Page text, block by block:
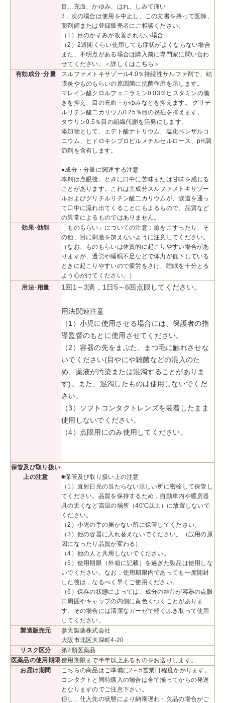
目…充血、かゆみ、はれ、しみて痛い
3．次の場合は使用を中止し、この文書を持って医師、
薬剤師または登録販売者にご相談ください。
（1）目のかすみが改善されない場合
（2）2週間くらい使用しても症状がよくならない場合
また、不明点がある場合は購入前に専門家に問い合わ
せてください。＜詳しくはこちら ＞
有効成分･分量
スルファメトキサゾール4.0％持続性サルファ剤で、結
膜炎やものもらいの原因菌に抗菌作用を示します。
マレイン酸クロルフェニラミン0.03％ヒスタミンの働
きを抑え、目の充血・かゆみなどを抑えます。 グリチ
ルリチン酸二カリウム0.25％目の炎症を抑えます。
タウリン0.5％目の組織代謝を活発にします。
添加物として、エデト酸ナトリウム、塩化ベンザルコ
ニウム、ヒドロキシプロピルメチルセルロース、pH調
節剤を含有します。
●成分・分量に関連する注意
本剤は点眼後、ときに口中に苦味または甘味を感じる
ことがあります。これは主成分スルファメトキサゾー
ルおよびグリチルリチン酸二カリウムが、涙道を通っ
て口中に流れ出てくることにもよるもので、品質など
の異常によるものではありません。
効果･効能
「ものもらい」についての注意：瞼をこすったり、そ
の他、目に刺激を加えないように注意してください。
（なお、ものもらいは体質的に起こりやすい場合があ
りますが、過労や睡眠不足などで体力が低下している
ときに起こりやすいので疲労をさけ、睡眠を十分とる
よう心がけてください。）
用法･用量
1回1～3滴，1日5～6回点眼してください。
用法関連注意
（1）小児に使用させる場合には、保護者の指
導監督のもとに使用させてください。
（2）容器の先をまぶた、まつ毛に触れさせな
いでください(目やにや雑菌などの混入のた
め、薬液が汚染または混濁することがありま
す)。また、混濁したものは使用しないでくだ
さい。
（3）ソフトコンタクトレンズを装着したまま
使用しないでください。
（4）点眼用にのみ使用してください。
保管及び取り扱い
上の注意
■保管及び取り扱い上の注意
（1）直射日光の当たらない涼しい所に密栓して保管し
てください。品質を保持するため，自動車内や暖房器
具の近くなど高温の場所（40℃以上）に放置しないで
ください。
（2）小児の手の届かない所に保管してください。
（3）他の容器に入れ替えないでください。（誤用の原
因になったり品質が変わる）
（4）他の人と共用しないでください。
（5）使用期限（外箱に記載）を過ぎた製品は使用しな
いでください。なお，使用期限内であっても一度開封
した後は，なるべく早くご使用ください。
（6）保存の状態によっては、成分の結晶が容器の点眼
口周囲やキャップの内側に黄色くつくことがありま
す。その場合には清潔なガーゼで軽くふき取って使用
してください。
製造販売元
参天製薬株式会社
大阪市北区大深町4-20
リスク区分
第2類医薬品
医薬品の使用期限使用期限まで半年以上あるものをお送りします。
お届け期間
こちらの商品はご準備に2～5営業日程度かかります。
コンタクトと同時購入の場合は全て揃ってからの発送
となりますのでご注意下さい。
但し、仕入先の状態により納期遅れ・欠品の場合がご